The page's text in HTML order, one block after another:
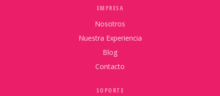
EMPRESA
Nosotros
Nuestra Experiencia
Blog
Contacto
SOPORTE